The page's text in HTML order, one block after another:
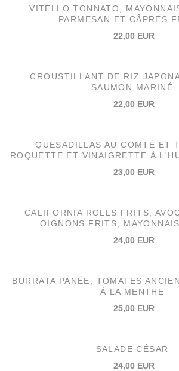
VITELLO TONNATO,
PARMESAN ET CÂPRES
22,00 EUR
CROUSTILLANT DE RIZ
SAUMON MARINÉ
22,00 EUR
QUESADILLAS AU COMTÉ ET
ROQUETTE ET VINAIGRETTE À
23,00 EUR
CALIFORNIA ROLLS FRITS,
OIGNONS FRITS,
24,00 EUR
BURRATA PANÉE, TOMATES
À LA MENTHE
25,00 EUR
SALADE CÉSAR
24,00 EUR